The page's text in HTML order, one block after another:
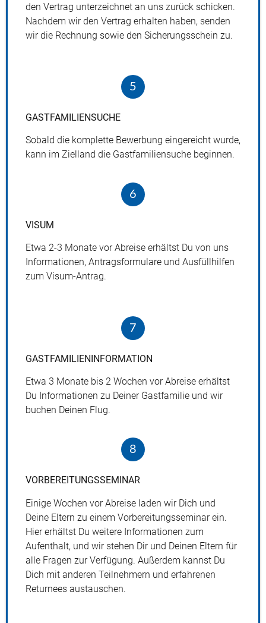
den Vertrag unterzeichnet an uns zurück schicken.
Nachdem wir den Vertrag erhalten haben, senden
wir die Rechnung sowie den Sicherungsschein zu.
5
GASTFAMILIENSUCHE
Sobald die komplette Bewerbung eingereicht wurde,
kann im Zielland die Gastfamiliensuche beginnen.
6
VISUM
Etwa 2-­3 Monate vor Abreise erhältst Du von uns
Informationen, Antragsformulare und Ausfüllhilfen
zum Visum-­Antrag.
7
GASTFAMILIENINFORMATION
Etwa 3 Monate bis 2 Wochen vor Abreise erhältst
Du Informationen zu Deiner Gastfamilie und wir
buchen Deinen Flug.
8
VORBEREITUNGSSEMINAR
Einige Wochen vor Abreise laden wir Dich und
Deine Eltern zu einem Vorbereitungsseminar ein.
Hier erhältst Du weitere Informationen zum
Aufenthalt, und wir stehen Dir und Deinen Eltern für
alle Fragen zur Verfügung. Außerdem kannst Du
Dich mit anderen Teilnehmern und erfahrenen
Returnees austauschen.